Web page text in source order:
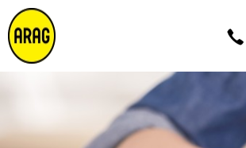
Ma/Do 9 – 17, Vr 9 – 16
02 643 12 11